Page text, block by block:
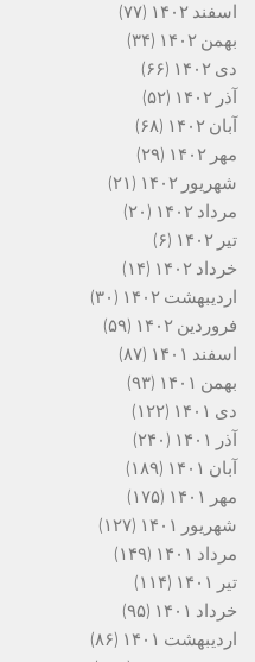
اسفند ۱۴۰۲
(۷۷)
بهمن ۱۴۰۲
(۳۴)
دی ۱۴۰۲
(۶۶)
آذر ۱۴۰۲
(۵۲)
آبان ۱۴۰۲
(۶۸)
مهر ۱۴۰۲
(۲۹)
شهریور ۱۴۰۲
(۲۱)
مرداد ۱۴۰۲
(۲۰)
تیر ۱۴۰۲
(۶)
خرداد ۱۴۰۲
(۱۴)
اردیبهشت ۱۴۰۲
(۳۰)
فروردین ۱۴۰۲
(۵۹)
اسفند ۱۴۰۱
(۸۷)
بهمن ۱۴۰۱
(۹۳)
دی ۱۴۰۱
(۱۲۲)
آذر ۱۴۰۱
(۲۴۰)
آبان ۱۴۰۱
(۱۸۹)
مهر ۱۴۰۱
(۱۷۵)
شهریور ۱۴۰۱
(۱۲۷)
مرداد ۱۴۰۱
(۱۴۹)
تیر ۱۴۰۱
(۱۱۴)
خرداد ۱۴۰۱
(۹۵)
اردیبهشت ۱۴۰۱
(۸۶)